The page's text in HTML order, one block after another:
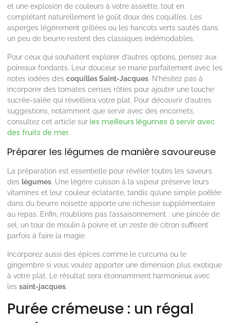
et une explosion de couleurs à votre assiette, tout en
complétant naturellement le goût doux des coquilles. Les
asperges légèrement grillées ou les haricots verts sautés dans
un peu de beurre restent des classiques indémodables.
Pour ceux qui souhaitent explorer d’autres options, pensez aux
poireaux fondants. Leur douceur se marie parfaitement avec les
notes iodées des coquilles Saint-Jacques. N’hésitez pas à
incorporer des tomates cerises rôties pour ajouter une touche
sucrée-salée qui réveillera votre plat. Pour découvrir d’autres
suggestions, notamment que servir avec des encornets,
consultez cet article sur les meilleurs légumes à servir avec
des fruits de mer.
Préparer les légumes de manière savoureuse
La préparation est essentielle pour révéler toutes les saveurs
des légumes. Une légère cuisson à la vapeur préserve leurs
vitamines et leur couleur éclatante, tandis qu’une simple poêlée
dans du beurre noisette apporte une richesse supplémentaire
au repas. Enfin, n’oublions pas l’assaisonnement : une pincée de
sel, un tour de moulin à poivre et un zeste de citron suffisent
parfois à faire la magie.
Incorporez aussi des épices comme le curcuma ou le
gingembre si vous voulez apporter une dimension plus exotique
à votre plat. Le résultat sera étonnamment harmonieux avec
les saint-jacques.
Purée crémeuse : un régal